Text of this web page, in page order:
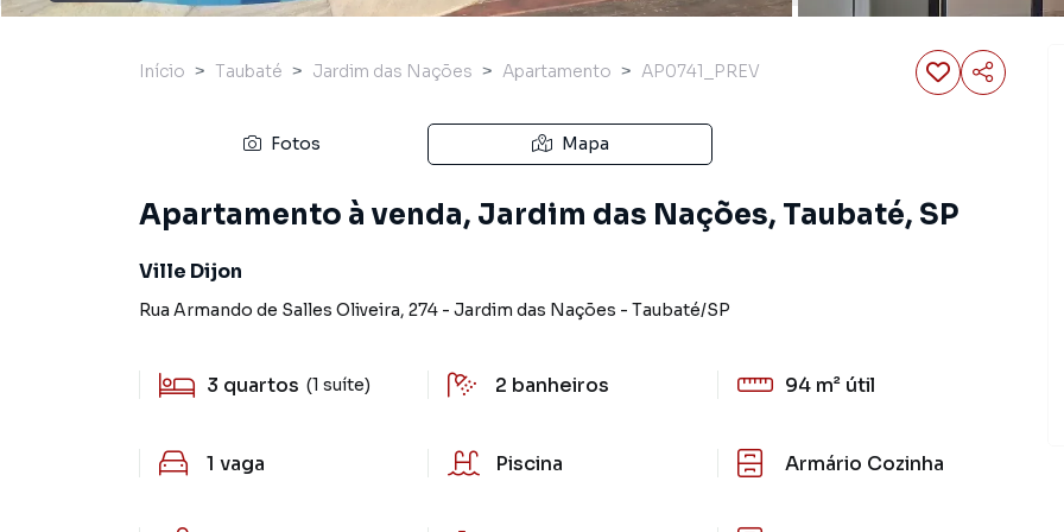
Início Taubaté Jardim das Nações Apartamento AP0741_PREV
Fotos Mapa
Apartamento à venda, Jardim das Nações, Taubaté, SP
Ville Dijon
Rua Armando de Salles Oliveira, 274 - Jardim das Nações - Taubaté/SP
3 quartos (1 suíte) 2 banheiros 94 m² útil
1 vaga Piscina Armário Cozinha